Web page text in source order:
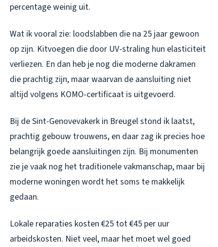
percentage weinig uit.
Wat ik vooral zie: loodslabben die na 25 jaar gewoon
op zijn. Kitvoegen die door UV-straling hun elasticiteit
verliezen. En dan heb je nog die moderne dakramen
die prachtig zijn, maar waarvan de aansluiting niet
altijd volgens KOMO-certificaat is uitgevoerd.
Bij de Sint-Genovevakerk in Breugel stond ik laatst,
prachtig gebouw trouwens, en daar zag ik precies hoe
belangrijk goede aansluitingen zijn. Bij monumenten
zie je vaak nog het traditionele vakmanschap, maar bij
moderne woningen wordt het soms te makkelijk
gedaan.
Lokale reparaties kosten €25 tot €45 per uur
arbeidskosten. Niet veel, maar het moet wel goed